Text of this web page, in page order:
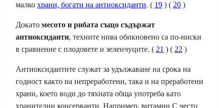
малко храни, богати на антиоксиданти. ( 19 ) ( 20 )
Докато месото и рибата също съдържат
антиоксиданти, техните нива обикновено са по-ниски
в сравнение с плодовете и зеленчуците. ( 21 ) ( 22 )
Антиоксидантите служат за удължаване на срока на
годност както на непреработени, така и на преработени
храни, което води до тяхната обща употреба като
хранителни консерванти. Например, витамин С често